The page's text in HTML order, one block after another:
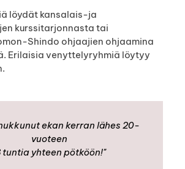
löydät kansalais-ja
kurssitarjonnasta tai
Shindo ohjaajien ohjaamina
Erilaisia venyttelyryhmiä löytyy
ekan kerran lähes 20-
vuoteen
tuntia yhteen pötköön!"